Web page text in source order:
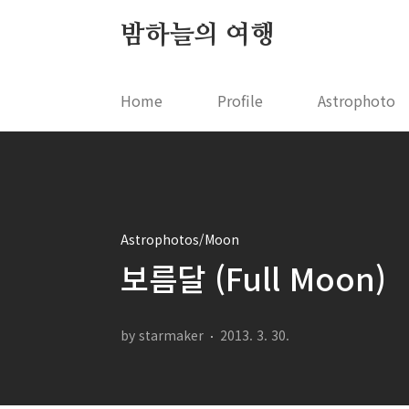
밤하늘의 여행
Home Profile Astrophoto
Astrophotos/Moon
보름달 (Full Moon)
by starmaker 2013. 3. 30.